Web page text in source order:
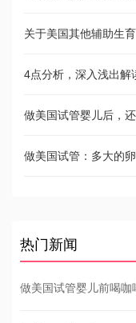
关于美国其他辅助生
4点分析，深入浅出解
做美国试管婴儿后，
做美国试管：多大的
热门新闻
做美国试管婴儿前喝咖